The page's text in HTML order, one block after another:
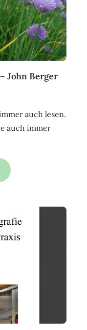
John Berger
auch lesen.
auch immer